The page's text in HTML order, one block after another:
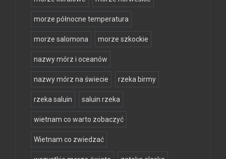
morze północne temperatura
morze salomona morze szkockie
nazwy mórz i oceanów
nazwy mórz na świecie rzeka birmy
rzeka saluin saluin rzeka
wietnam co warto zobaczyć
Wietnam co zwiedzać